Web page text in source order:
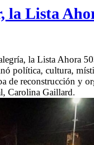
la Lista
la Lista Ahora
política, cultura,
de reconstrucción y
Carolina Gaillard.